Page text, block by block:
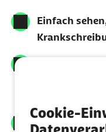
Cookie-
Einfach
Wissen wann